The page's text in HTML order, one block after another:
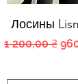
Лосины
Обычная цена
1 200,00 ₴